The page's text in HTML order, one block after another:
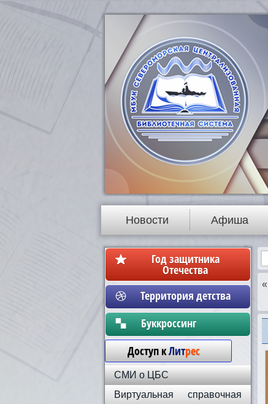
Новости Афиша
Год защитника
Отечества
Территория детства
Бyккpoccинг
Доступ кЛитрес
СМИ о ЦБС
Виртуальная справочная
«